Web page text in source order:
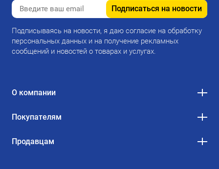
Подписаться на новости
Подписываясь на новости, я даю согласие на обработку
персональных данных и на получение рекламных
сообщений и новостей о товарах и услугах.
О компании
Покупателям
Продавцам